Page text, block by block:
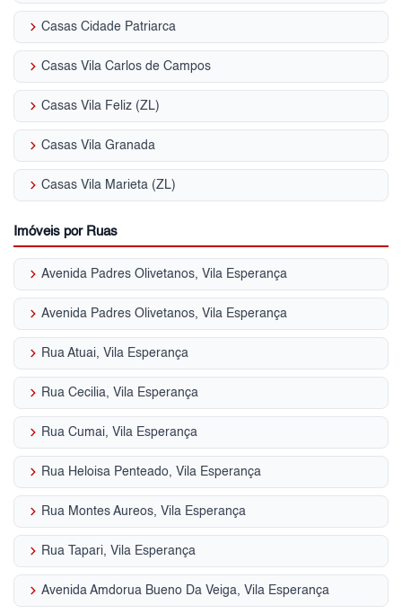
keyboard_arrow_right Casas Cidade Patriarca
keyboard_arrow_right Casas Vila Carlos de Campos
keyboard_arrow_right Casas Vila Feliz (ZL)
keyboard_arrow_right Casas Vila Granada
keyboard_arrow_right Casas Vila Marieta (ZL)
Imóveis por Ruas
keyboard_arrow_right Avenida Padres Olivetanos, Vila Esperança
keyboard_arrow_right Avenida Padres Olivetanos, Vila Esperança
keyboard_arrow_right Rua Atuai, Vila Esperança
keyboard_arrow_right Rua Cecilia, Vila Esperança
keyboard_arrow_right Rua Cumai, Vila Esperança
keyboard_arrow_right Rua Heloisa Penteado, Vila Esperança
keyboard_arrow_right Rua Montes Aureos, Vila Esperança
keyboard_arrow_right Rua Tapari, Vila Esperança
keyboard_arrow_right Avenida Amdorua Bueno Da Veiga, Vila Esperança